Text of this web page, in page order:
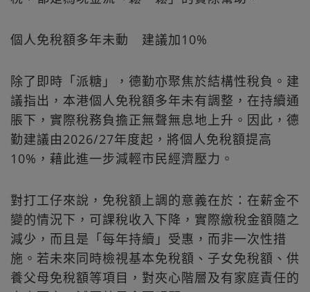
個人免稅額多年未動 建議加10%
除了即時「派糖」，德勤亦聚焦於結構性稅負。建
議指出，本港個人免稅額多年未有調整，在持續通
脹下，實際稅務負擔正無聲無息地上升。因此，德
勤建議由2026/27年度起，將個人免稅額提高
10%，藉此進一步減輕市民經濟壓力。
對打工仔來說，免稅額上調的意義在於：在薪金不
變的情況下，可課稅收入下降，實際繳稅金額隨之
減少，而且是「每年持續」受惠，而非一次性措
施。若未來同時檢視基本免稅額、子女免稅額、供
養父母免稅額等項目，對夾心階層及有家庭責任的